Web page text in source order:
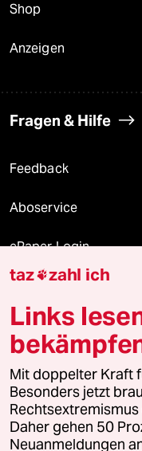
Shop
Anzeigen
Fragen & Hilfe
Feedback
Aboservice
ePaper Login
Downloads für
© 2026 taz Verlags
Alle Rechte vorbehalten.
wenden Sie sich bitte an
Feedback
taz zahl ich
Links
Mit doppelter Kraft
Besonders jetzt
Daher gehen 50
Neuanmeldungen